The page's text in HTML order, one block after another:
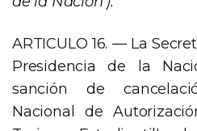
ARTICULO 16. — La
Presidencia de la
sanción de
Nacional de